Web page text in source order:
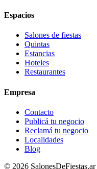
Espacios
Salones de fiestas
Quintas
Estancias
Hoteles
Restaurantes
Empresa
Contacto
Publicá tu negocio
Reclamá tu negocio
Localidades
Blog
© 2026 SalonesDeFiestas.ar